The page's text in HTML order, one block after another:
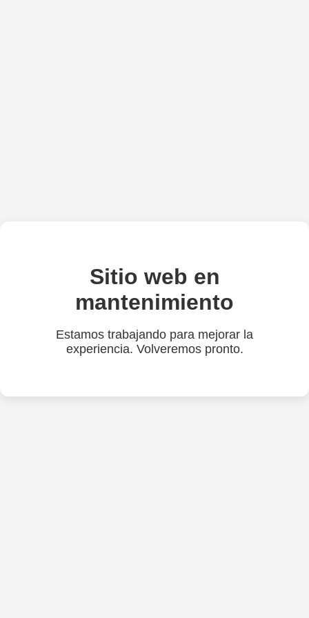
Sitio web en
mantenimiento
Estamos trabajando para mejorar la
experiencia. Volveremos pronto.